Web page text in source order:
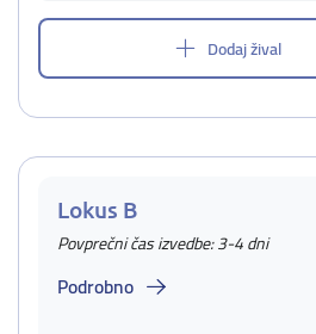
Dodaj žival
Lokus B
Povprečni čas izvedbe: 3-4 dni
Podrobno